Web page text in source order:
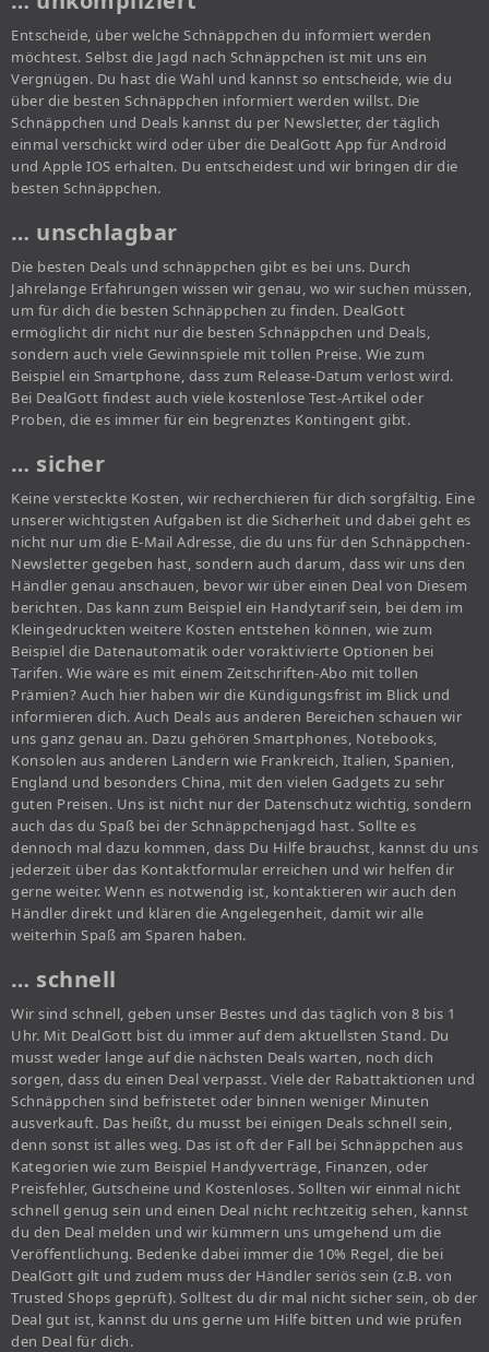
Entscheide, über welche Schnäppchen du informiert werden
möchtest. Selbst die Jagd nach Schnäppchen ist mit uns ein
Vergnügen. Du hast die Wahl und kannst so entscheide, wie du
über die besten Schnäppchen informiert werden willst. Die
Schnäppchen und Deals kannst du per Newsletter, der täglich
einmal verschickt wird oder über die DealGott App für Android
und Apple IOS erhalten. Du entscheidest und wir bringen dir die
besten Schnäppchen.
… unschlagbar
Die besten Deals und schnäppchen gibt es bei uns. Durch
Jahrelange Erfahrungen wissen wir genau, wo wir suchen müssen,
um für dich die besten Schnäppchen zu finden. DealGott
ermöglicht dir nicht nur die besten Schnäppchen und Deals,
sondern auch viele Gewinnspiele mit tollen Preise. Wie zum
Beispiel ein Smartphone, dass zum Release-Datum verlost wird.
Bei DealGott findest auch viele kostenlose Test-Artikel oder
Proben, die es immer für ein begrenztes Kontingent gibt.
… sicher
Keine versteckte Kosten, wir recherchieren für dich sorgfältig. Eine
unserer wichtigsten Aufgaben ist die Sicherheit und dabei geht es
nicht nur um die E-Mail Adresse, die du uns für den Schnäppchen-
Newsletter gegeben hast, sondern auch darum, dass wir uns den
Händler genau anschauen, bevor wir über einen Deal von Diesem
berichten. Das kann zum Beispiel ein Handytarif sein, bei dem im
Kleingedruckten weitere Kosten entstehen können, wie zum
Beispiel die Datenautomatik oder voraktivierte Optionen bei
Tarifen. Wie wäre es mit einem Zeitschriften-Abo mit tollen
Prämien? Auch hier haben wir die Kündigungsfrist im Blick und
informieren dich. Auch Deals aus anderen Bereichen schauen wir
uns ganz genau an. Dazu gehören Smartphones, Notebooks,
Konsolen aus anderen Ländern wie Frankreich, Italien, Spanien,
England und besonders China, mit den vielen Gadgets zu sehr
guten Preisen. Uns ist nicht nur der Datenschutz wichtig, sondern
auch das du Spaß bei der Schnäppchenjagd hast. Sollte es
dennoch mal dazu kommen, dass Du Hilfe brauchst, kannst du uns
jederzeit über das Kontaktformular erreichen und wir helfen dir
gerne weiter. Wenn es notwendig ist, kontaktieren wir auch den
Händler direkt und klären die Angelegenheit, damit wir alle
weiterhin Spaß am Sparen haben.
… schnell
Wir sind schnell, geben unser Bestes und das täglich von 8 bis 1
Uhr. Mit DealGott bist du immer auf dem aktuellsten Stand. Du
musst weder lange auf die nächsten Deals warten, noch dich
sorgen, dass du einen Deal verpasst. Viele der Rabattaktionen und
Schnäppchen sind befristetet oder binnen weniger Minuten
ausverkauft. Das heißt, du musst bei einigen Deals schnell sein,
denn sonst ist alles weg. Das ist oft der Fall bei Schnäppchen aus
Kategorien wie zum Beispiel Handyverträge, Finanzen, oder
Preisfehler, Gutscheine und Kostenloses. Sollten wir einmal nicht
schnell genug sein und einen Deal nicht rechtzeitig sehen, kannst
du den Deal melden und wir kümmern uns umgehend um die
Veröffentlichung. Bedenke dabei immer die 10% Regel, die bei
DealGott gilt und zudem muss der Händler seriös sein (z.B. von
Trusted Shops geprüft). Solltest du dir mal nicht sicher sein, ob der
Deal gut ist, kannst du uns gerne um Hilfe bitten und wie prüfen
den Deal für dich.